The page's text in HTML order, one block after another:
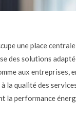
une place
des solutions
aux
qualité des
la performance